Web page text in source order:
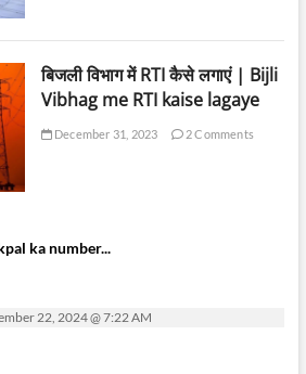
बिजली विभाग में RTI कैसे लगाएं | Bijli
Vibhag me RTI kaise lagaye
December 31, 2023 2 Comments
ka number...
22, 2024 @ 7:22 AM